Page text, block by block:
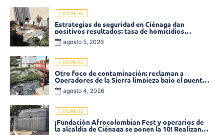
LOCALES
Estrategias de seguridad en Ciénaga dan
positivos resultados: tasa de homicidios
disminuyó un 58% en 2026
agosto 5, 2026
LOCALES
Otro foco de contaminación: reclaman a
Operadores de la Sierra limpieza bajo el puente
de la calle 19 con carrera 11
agosto 4, 2026
LOCALES
¡Fundación Afrocolombian Fest y operarios de
la alcaldía de Ciénaga se ponen la 10! Realizan